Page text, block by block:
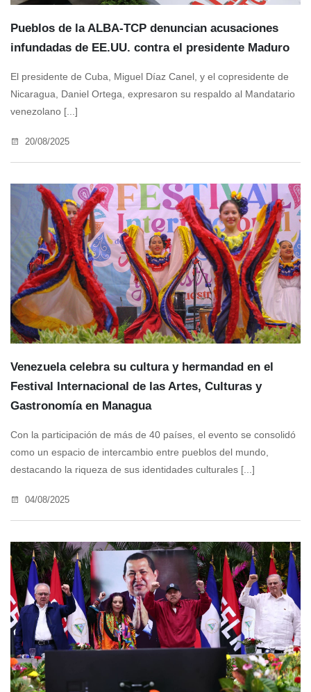
Pueblos de la ALBA-TCP denuncian acusaciones
infundadas de EE.UU. contra el presidente Maduro
El presidente de Cuba, Miguel Díaz Canel, y el copresidente de
Nicaragua, Daniel Ortega, expresaron su respaldo al Mandatario
venezolano [...]
20/08/2025
Venezuela celebra su cultura y hermandad en el
Festival Internacional de las Artes, Culturas y
Gastronomía en Managua
Con la participación de más de 40 países, el evento se consolidó
como un espacio de intercambio entre pueblos del mundo,
destacando la riqueza de sus identidades culturales [...]
04/08/2025